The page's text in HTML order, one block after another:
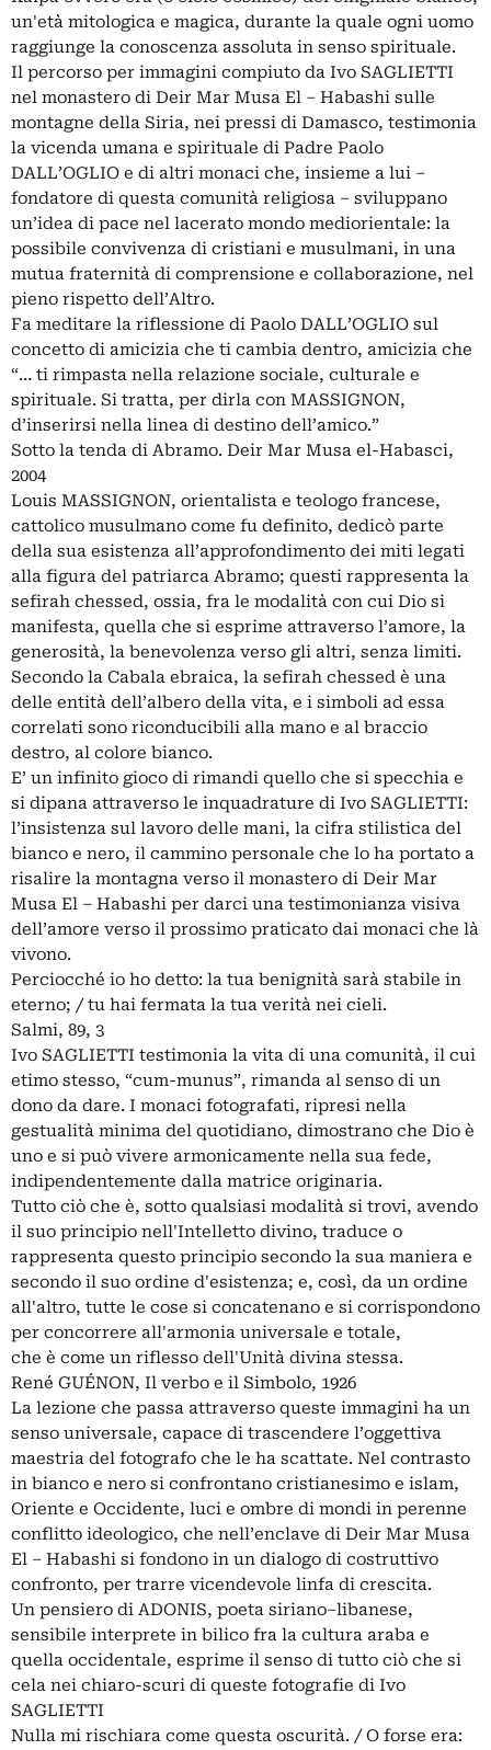
un'età mitologica e magica, durante la quale ogni uomo
raggiunge la conoscenza assoluta in senso spirituale.
Il percorso per immagini compiuto da Ivo SAGLIETTI
nel monastero di Deir Mar Musa El – Habashi sulle
montagne della Siria, nei pressi di Damasco, testimonia
la vicenda umana e spirituale di Padre Paolo
DALL’OGLIO e di altri monaci che, insieme a lui –
fondatore di questa comunità religiosa – sviluppano
un’idea di pace nel lacerato mondo mediorientale: la
possibile convivenza di cristiani e musulmani, in una
mutua fraternità di comprensione e collaborazione, nel
pieno rispetto dell’Altro.
Fa meditare la riflessione di Paolo DALL’OGLIO sul
concetto di amicizia che ti cambia dentro, amicizia che
“… ti rimpasta nella relazione sociale, culturale e
spirituale. Si tratta, per dirla con MASSIGNON,
d’inserirsi nella linea di destino dell’amico.”
Sotto la tenda di Abramo. Deir Mar Musa el-Habasci,
2004
Louis MASSIGNON, orientalista e teologo francese,
cattolico musulmano come fu definito, dedicò parte
della sua esistenza all’approfondimento dei miti legati
alla figura del patriarca Abramo; questi rappresenta la
sefirah chessed, ossia, fra le modalità con cui Dio si
manifesta, quella che si esprime attraverso l’amore, la
generosità, la benevolenza verso gli altri, senza limiti.
Secondo la Cabala ebraica, la sefirah chessed è una
delle entità dell’albero della vita, e i simboli ad essa
correlati sono riconducibili alla mano e al braccio
destro, al colore bianco.
E’ un infinito gioco di rimandi quello che si specchia e
si dipana attraverso le inquadrature di Ivo SAGLIETTI:
l’insistenza sul lavoro delle mani, la cifra stilistica del
bianco e nero, il cammino personale che lo ha portato a
risalire la montagna verso il monastero di Deir Mar
Musa El – Habashi per darci una testimonianza visiva
dell’amore verso il prossimo praticato dai monaci che là
vivono.
Perciocché io ho detto: la tua benignità sarà stabile in
eterno; / tu hai fermata la tua verità nei cieli.
Salmi, 89, 3
Ivo SAGLIETTI testimonia la vita di una comunità, il cui
etimo stesso, “cum-munus”, rimanda al senso di un
dono da dare. I monaci fotografati, ripresi nella
gestualità minima del quotidiano, dimostrano che Dio è
uno e si può vivere armonicamente nella sua fede,
indipendentemente dalla matrice originaria.
Tutto ciò che è, sotto qualsiasi modalità si trovi, avendo
il suo principio nell'Intelletto divino, traduce o
rappresenta questo principio secondo la sua maniera e
secondo il suo ordine d'esistenza; e, così, da un ordine
all'altro, tutte le cose si concatenano e si corrispondono
per concorrere all'armonia universale e totale,
che è come un riflesso dell'Unità divina stessa.
René GUÉNON, Il verbo e il Simbolo, 1926
La lezione che passa attraverso queste immagini ha un
senso universale, capace di trascendere l’oggettiva
maestria del fotografo che le ha scattate. Nel contrasto
in bianco e nero si confrontano cristianesimo e islam,
Oriente e Occidente, luci e ombre di mondi in perenne
conflitto ideologico, che nell’enclave di Deir Mar Musa
El – Habashi si fondono in un dialogo di costruttivo
confronto, per trarre vicendevole linfa di crescita.
Un pensiero di ADONIS, poeta siriano–libanese,
sensibile interprete in bilico fra la cultura araba e
quella occidentale, esprime il senso di tutto ciò che si
cela nei chiaro-scuri di queste fotografie di Ivo
SAGLIETTI
Nulla mi rischiara come questa oscurità. / O forse era: